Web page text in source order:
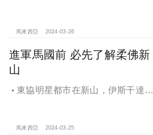
馬來西亞 2024-03-26
進軍馬國前 必先了解柔佛新
山
東協明星都市在新山，伊斯干達經
馬來西亞 2024-03-25